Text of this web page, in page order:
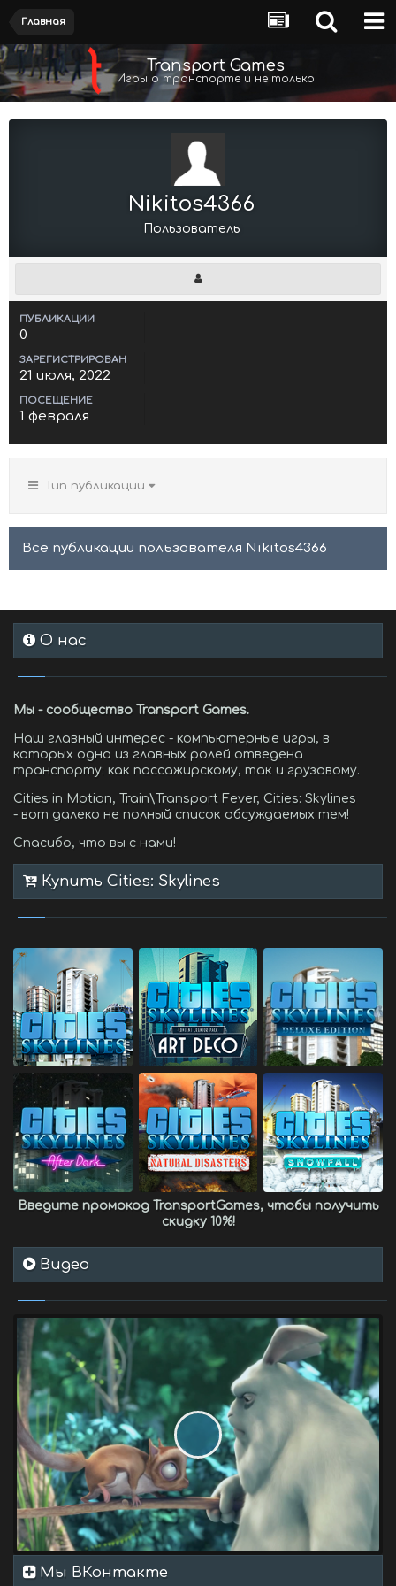
Главная
Transport Games
Игры о транспорте и не только
Nikitos4366
Пользователь
ПУБЛИКАЦИИ
0
ЗАРЕГИСТРИРОВАН
21 июля, 2022
ПОСЕЩЕНИЕ
1 февраля
Тип публикации
Все публикации пользователя Nikitos4366
О нас
Мы - сообщество Transport Games.
Наш главный интерес - компьютерные игры, в
которых одна из главных ролей отведена
транспорту: как пассажирскому, так и грузовому.
Cities in Motion, Train\Transport Fever, Cities: Skylines
- вот далеко не полный список обсуждаемых тем!
Спасибо, что вы с нами!
Купить Cities: Skylines
Введите промокод TransportGames, чтобы получить
скидку 10%!
Видео
Мы ВКонтакте